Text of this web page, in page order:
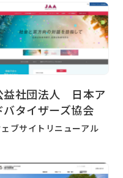
日々の生活
Solutions Architect –
C03）合格体験記
益社団法人 日本ア
バタイザーズ協会
ェブサイトリニューアル